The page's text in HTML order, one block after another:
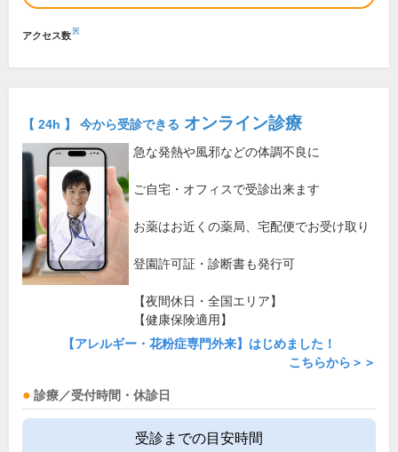
アクセス数※
【 24h 】 今から受診できる オンライン診療
急な発熱や風邪などの体調不良に
ご自宅・オフィスで受診出来ます
お薬はお近くの薬局、宅配便でお受け取り
登園許可証・診断書も発行可
【夜間休日・全国エリア】
【健康保険適用】
【アレルギー・花粉症専門外来】はじめました！
こちらから＞＞
診療／受付時間・休診日
受診までの目安時間